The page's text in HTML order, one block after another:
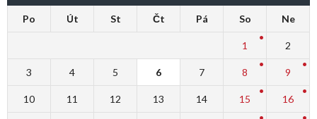
Po Út St Čt Pá So Ne
1 2
3 4 5 6 7 8 9
10 11 12 13 14 15 16